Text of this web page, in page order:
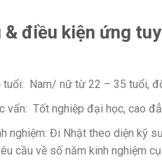
& điều kiện ứng
tuổi: Nam/ nữ từ 22 – 35 tuổi,
vấn: Tốt nghiệp đại học, cao
nghiệm: Đi Nhật theo diện kỹ
cầu về số năm kinh nghiệm